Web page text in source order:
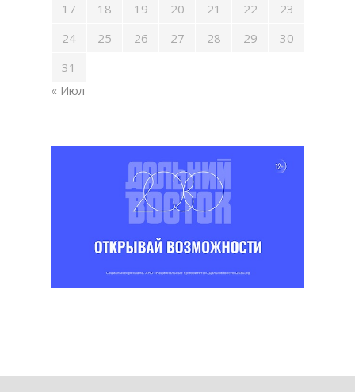
17
18 19 20 21 22
23
24
25 26 27 28 29
30
31
« Июл